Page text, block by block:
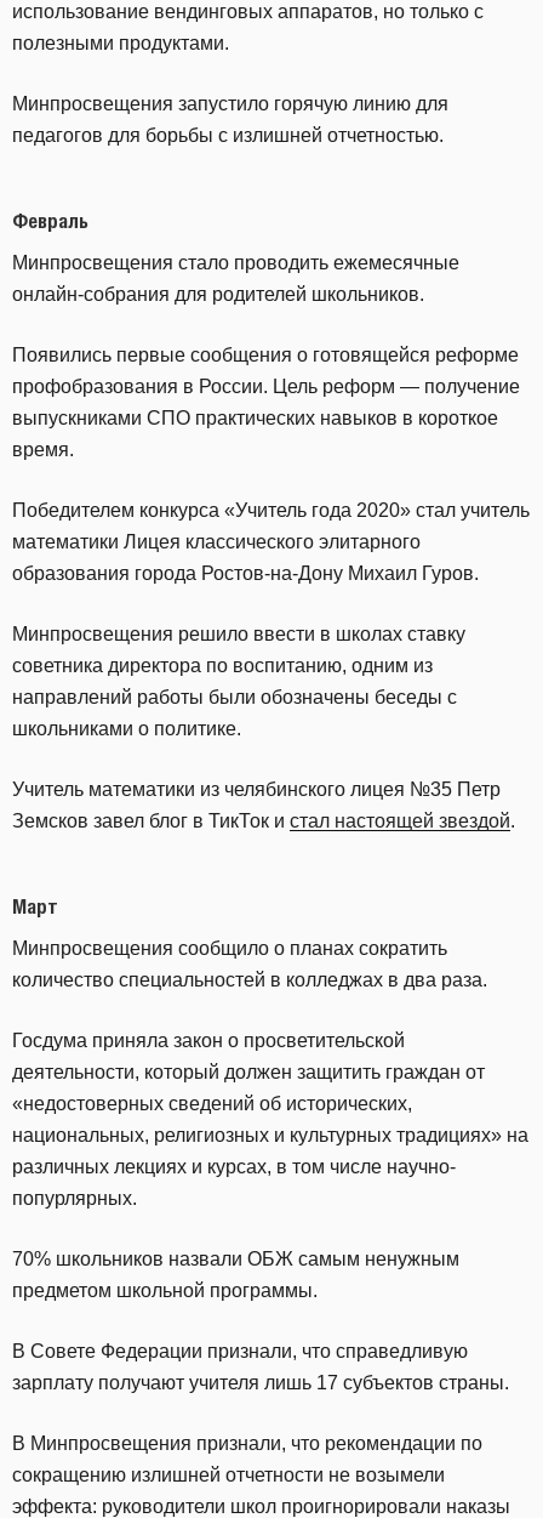
использование вендинговых аппаратов, но только с
полезными продуктами.
Минпросвещения запустило горячую линию для
педагогов для борьбы с излишней отчетностью.
Февраль
Минпросвещения стало проводить ежемесячные
онлайн-собрания для родителей школьников.
Появились первые сообщения о готовящейся реформе
профобразования в России. Цель реформ — получение
выпускниками СПО практических навыков в короткое
время.
Победителем конкурса «Учитель года 2020» стал учитель
математики Лицея классического элитарного
образования города Ростов-на-Дону Михаил Гуров.
Минпросвещения решило ввести в школах ставку
советника директора по воспитанию, одним из
направлений работы были обозначены беседы с
школьниками о политике.
Учитель математики из челябинского лицея №35 Петр
Земсков завел блог в ТикТок и стал настоящей звездой.
Март
Минпросвещения сообщило о планах сократить
количество специальностей в колледжах в два раза.
Госдума приняла закон о просветительской
деятельности, который должен защитить граждан от
«недостоверных сведений об исторических,
национальных, религиозных и культурных традициях» на
различных лекциях и курсах, в том числе научно-
попурлярных.
70% школьников назвали ОБЖ самым ненужным
предметом школьной программы.
В Совете Федерации признали, что справедливую
зарплату получают учителя лишь 17 субъектов страны.
В Минпросвещения признали, что рекомендации по
сокращению излишней отчетности не возымели
эффекта: руководители школ проигнорировали наказы